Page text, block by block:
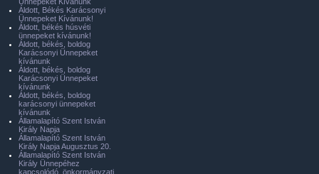
Áldott, Békés Karácsonyi
Ünnepeket Kívánunk!
Áldott, békés húsvéti
ünnepeket kívánunk!
Áldott, békés, boldog
Karácsonyi Ünnepeket
kívánunk
Áldott, békés, boldog
Karácsonyi Ünnepeket
kívánunk
Áldott, békés, boldog
karácsonyi ünnepeket
kívánunk
Államalapító Szent István
Király Napja
Államalapító Szent István
Király Napja Augusztus 20.
Államalapító Szent István
Király Ünnepéhez
kapcsolódó, önkormányzati